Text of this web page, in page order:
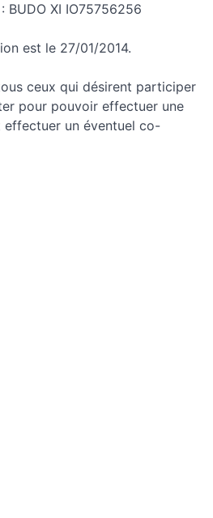
BUDO XI IO75756256
est le 27/01/2014.
ceux qui désirent participer
pour pouvoir effectuer une
un éventuel co-